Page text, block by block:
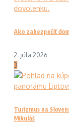
Ako zabezpečiť
2. júla 2026
3
Turizmus na
Mikuláš